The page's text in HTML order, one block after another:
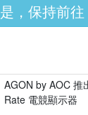
是，保持前往
AGON by AOC 推
Rate 電競顯示器